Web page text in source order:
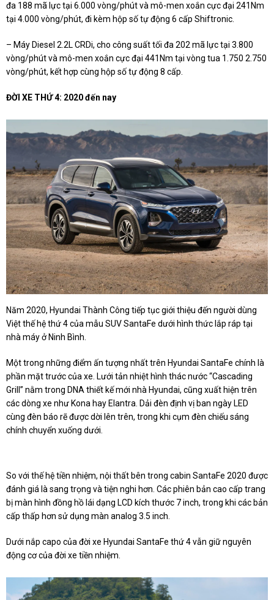
đa 188 mã lực tại 6.000 vòng/phút và mô-men xoắn cực đại 241Nm
tại 4.000 vòng/phút, đi kèm hộp số tự động 6 cấp Shiftronic.
– Máy Diesel 2.2L CRDi, cho công suất tối đa 202 mã lực tại 3.800
vòng/phút và mô-men xoắn cực đại 441Nm tại vòng tua 1.750 2.750
vòng/phút, kết hợp cùng hộp số tự động 8 cấp.
ĐỜI XE THỨ 4: 2020 đến nay
Năm 2020, Hyundai Thành Công tiếp tục giới thiệu đến người dùng
Việt thế hệ thứ 4 của mẫu SUV SantaFe dưới hình thức lắp ráp tại
nhà máy ở Ninh Bình.
Một trong những điểm ấn tượng nhất trên Hyundai SantaFe chính là
phần mặt trước của xe. Lưới tản nhiệt hình thác nước “Cascading
Grill” nằm trong DNA thiết kế mới nhà Hyundai, cũng xuất hiện trên
các dòng xe như Kona hay Elantra. Dải đèn định vị ban ngày LED
cùng đèn báo rẽ được dời lên trên, trong khi cụm đèn chiếu sáng
chính chuyển xuống dưới.
So với thế hệ tiền nhiệm, nội thất bên trong cabin SantaFe 2020 được
đánh giá là sang trọng và tiện nghi hơn. Các phiên bản cao cấp trang
bị màn hình đồng hồ lái dạng LCD kích thước 7 inch, trong khi các bản
cấp thấp hơn sử dụng màn analog 3.5 inch.
Dưới nắp capo của đời xe Hyundai SantaFe thứ 4 vẫn giữ nguyên
động cơ của đời xe tiền nhiệm.